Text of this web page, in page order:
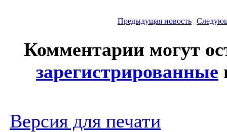
Предыдущая новость
Комментарии могут
зарегистрированные
Версия для печати